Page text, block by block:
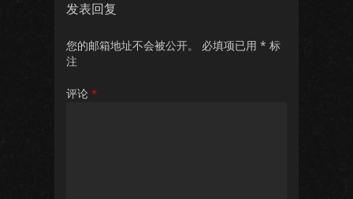
发表回复
您的邮箱地址不会被公开。 必填项已用 * 标
注
评论 *